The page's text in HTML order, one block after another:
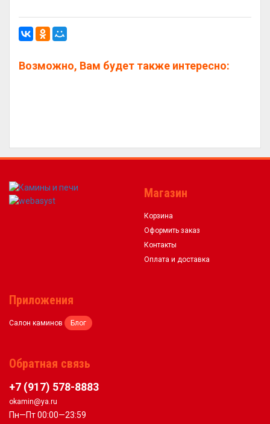
Возможно, Вам будет также интересно:
Магазин
Корзина
Оформить заказ
Контакты
Оплата и доставка
Приложения
Салон каминов Блог
Обратная связь
+7 (917) 578-8883
okamin@ya.ru
Пн—Пт 00:00—23:59